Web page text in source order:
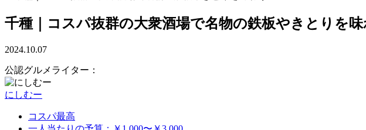
千種｜コスパ抜群の大衆酒場で名物の鉄板やきとりを味
2024.10.07
公認グルメライター：
にしむー
コスパ最高